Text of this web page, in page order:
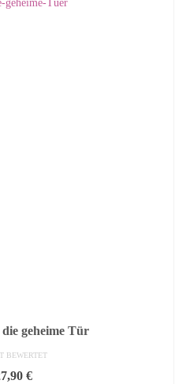
geheime Tür
BEWERTET
€